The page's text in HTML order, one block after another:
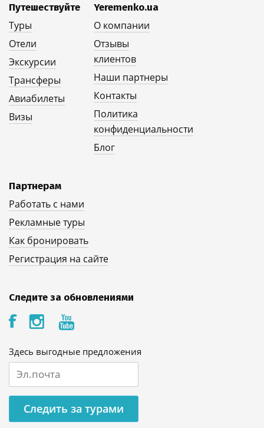
Путешествуйте
Туры
Отели
Экскурсии
Трансферы
Авиабилеты
Визы
Yeremenko.ua
О компании
Отзывы
клиентов
Наши партнеры
Контакты
Политика
конфиденциальности
Блог
Партнерам
Работать с нами
Рекламные туры
Как бронировать
Регистрация на сайте
Следите за обновлениями
Здесь выгодные предложения
Следить за турами